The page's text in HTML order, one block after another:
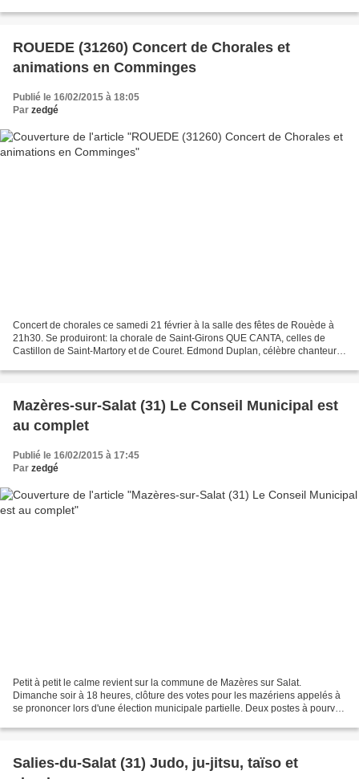
ROUEDE (31260) Concert de Chorales et
animations en Comminges
Publié le 16/02/2015 à 18:05
Par zedgé
Concert de chorales ce samedi 21 février à la salle des fêtes de Rouède à
21h30. Se produiront: la chorale de Saint-Girons QUE CANTA, celles de
Castillon de Saint-Martory et de Couret. Edmond Duplan, célèbre chanteur,
Mazères-sur-Salat (31) Le Conseil Municipal est
au complet
Publié le 16/02/2015 à 17:45
Par zedgé
Petit à petit le calme revient sur la commune de Mazères sur Salat.
Dimanche soir à 18 heures, clôture des votes pour les mazériens appelés à
se prononcer lors d'une élection municipale partielle. Deux postes à pourvoir
Salies-du-Salat (31) Judo, ju-jitsu, taïso et